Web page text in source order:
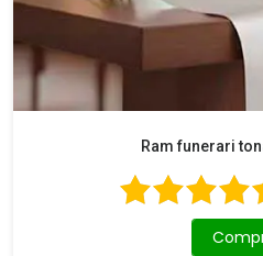
Ram funerari